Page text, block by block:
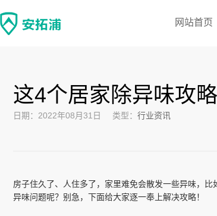
网站首页
这4个居家除异味攻
日期：2022年08月31日 类型： 行业资讯
房子住久了、人住多了，家里难免会散发一些异味，
异味问题呢？别急，下面给大家逐一奉上解决攻略！